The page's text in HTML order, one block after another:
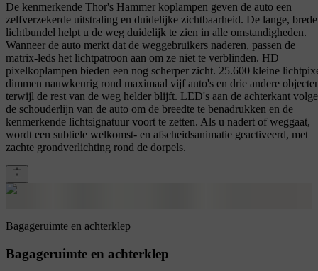
De kenmerkende Thor's Hammer koplampen geven de auto een
zelfverzekerde uitstraling en duidelijke zichtbaarheid. De lange, brede
lichtbundel helpt u de weg duidelijk te zien in alle omstandigheden.
Wanneer de auto merkt dat de weggebruikers naderen, passen de
matrix-leds het lichtpatroon aan om ze niet te verblinden. HD
pixelkoplampen bieden een nog scherper zicht. 25.600 kleine
dimmen nauwkeurig rond maximaal vijf auto's en drie andere
terwijl de rest van de weg helder blijft. LED's aan de achterkant
de schouderlijn van de auto om de breedte te benadrukken en de
kenmerkende lichtsignatuur voort te zetten. Als u nadert of weggaat,
wordt een subtiele welkomst- en afscheidsanimatie geactiveerd, met
zachte grondverlichting rond de dorpels.
Bagageruimte en achterklep
Bagageruimte en achterklep